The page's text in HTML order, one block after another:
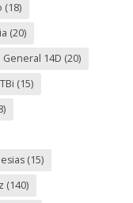
(18)
(20)
General 14D (20)
(15)
(15)
(140)